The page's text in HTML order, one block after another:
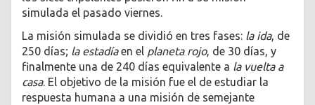
simulada el pasado viernes.
La misión simulada se dividió en tres fases: la ida, de
250 días; la estadíaen el planeta rojo, de 30 días, y
finalmente una de 240 días equivalente a la vuelta a
casa. El objetivo de la misión fue el de estudiar la
respuesta humana a una misión de semejante